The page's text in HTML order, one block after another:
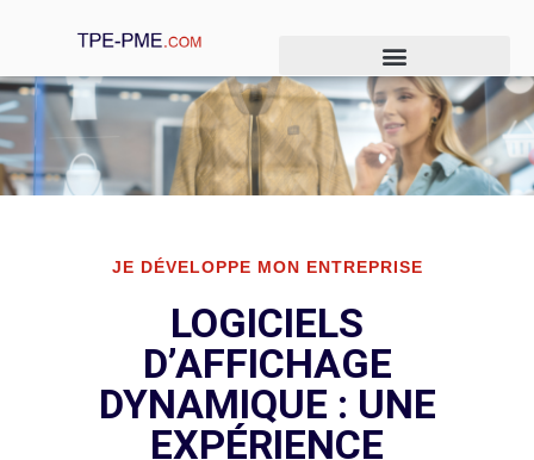
JE DÉVELOPPE MON ENTREPRISE
LOGICIELS
D’AFFICHAGE
DYNAMIQUE : UNE
EXPÉRIENCE